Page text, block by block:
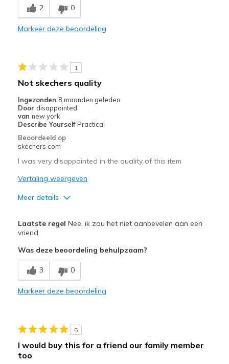
Beste toepassingen
Casual Wear
Sizing
2 0
Markeer deze beoordeling
1
Not skechers quality
Ingezonden 8 maanden geleden
Door disappointed
van new york
Describe Yourself Practical
Beoordeeld op
skechers.com
I was very disappointed in the quality of this item
Vertaling weergeven
Meer details
Poor Quality
Wear Out Quickly
Sizing
Laatste regel Nee, ik zou het niet aanbevelen aan een
vriend
Was deze beoordeling behulpzaam?
3 0
Markeer deze beoordeling
5
I would buy this for a friend our family member
too